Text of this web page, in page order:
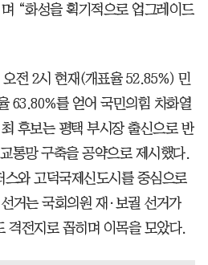
“화성을 획기적으로 업그레이드
전 2시 현재(개표율 52.85%) 민
63.80%를 얻어 국민의힘 차화열
후보는 평택 부시장 출신으로 반
통망 구축을 공약으로 제시했다.
와 고덕국제신도시를 중심으로
거는 국회의원 재·보궐 선거가
격전지로 꼽히며 이목을 모았다.